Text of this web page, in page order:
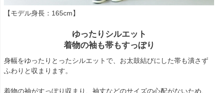
【モデル身長：165cm】
ゆったりシルエット
着物の袖も帯もすっぽり
身幅をゆったりとったシルエットで、お太鼓結びにした帯も潰さず
ふわりと収まります。
着物の袖がすっぽり収まり、袖丈などのサイズの心配がないため、